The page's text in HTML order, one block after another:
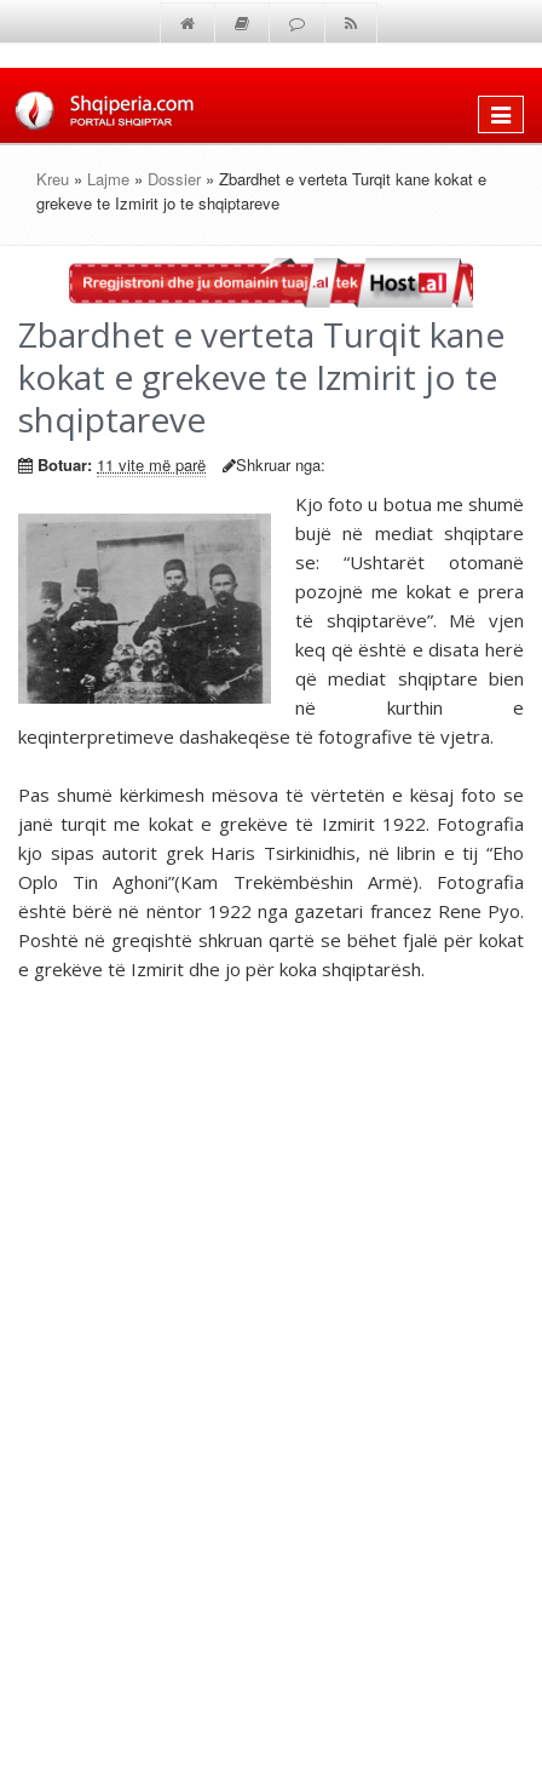
Shfaq
Kreu » Lajme » Dossier » Zbardhet e verteta Turqit kane kokat e
grekeve te Izmirit jo te shqiptareve
Zbardhet e verteta Turqit kane
kokat e grekeve te Izmirit jo te
shqiptareve
Botuar: 11 vite më parë Shkruar nga:
Kjo foto u botua me shumë
bujë në mediat shqiptare
se: “Ushtarët otomanë
pozojnë me kokat e prera
të shqiptarëve”. Më vjen
keq që është e disata herë
që mediat shqiptare bien
në kurthin e
keqinterpretimeve dashakeqëse të fotografive të vjetra.
Pas shumë kërkimesh mësova të vërtetën e kësaj foto se
janë turqit me kokat e grekëve të Izmirit 1922. Fotografia
kjo sipas autorit grek Haris Tsirkinidhis, në librin e tij “Eho
Oplo Tin Aghoni”(Kam Trekëmbëshin Armë). Fotografia
është bërë në nëntor 1922 nga gazetari francez Rene Pyo.
Poshtë në greqishtë shkruan qartë se bëhet fjalë për kokat
e grekëve të Izmirit dhe jo për koka shqiptarësh.